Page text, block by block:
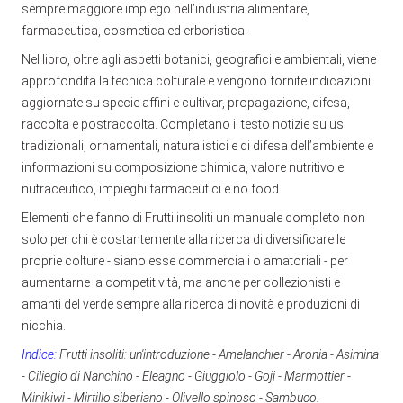
sempre maggiore impiego nell’industria alimentare,
farmaceutica, cosmetica ed erboristica.
Nel libro, oltre agli aspetti botanici, geografici e ambientali, viene
approfondita la tecnica colturale e vengono fornite indicazioni
aggiornate su specie affini e cultivar, propagazione, difesa,
raccolta e postraccolta. Completano il testo notizie su usi
tradizionali, ornamentali, naturalistici e di difesa dell’ambiente e
informazioni su composizione chimica, valore nutritivo e
nutraceutico, impieghi farmaceutici e no food.
Elementi che fanno di Frutti insoliti un manuale completo non
solo per chi è costantemente alla ricerca di diversificare le
proprie colture - siano esse commerciali o amatoriali - per
aumentarne la competitività, ma anche per collezionisti e
amanti del verde sempre alla ricerca di novità e produzioni di
nicchia.
Indice:Frutti insoliti: un'introduzione - Amelanchier - Aronia - Asimina
- Ciliegio di Nanchino - Eleagno - Giuggiolo - Goji - Marmottier -
Minikiwi - Mirtillo siberiano - Olivello spinoso - Sambuco.